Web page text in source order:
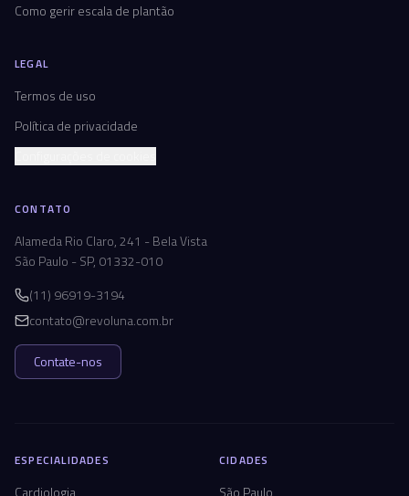
Como gerir escala de plantão
LEGAL
Termos de uso
Política de privacidade
CONTATO
Alameda Rio Claro, 241 - Bela Vista
São Paulo - SP, 01332-010
(11) 96919-3194
contato@revoluna.com.br
Contate-nos
ESPECIALIDADES
Cardiologia
CIDADES
São Paulo